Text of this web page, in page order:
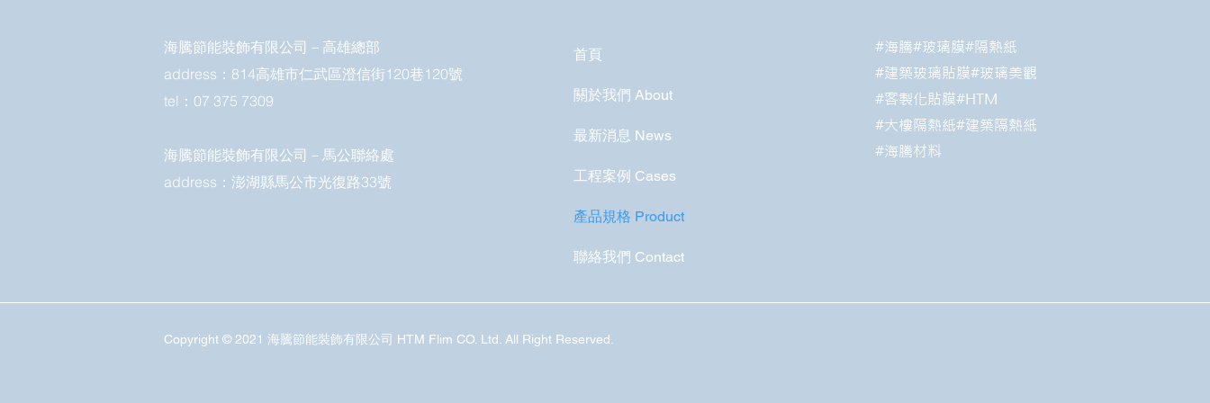
海騰節能裝飾有限公司－高雄總部
address：814高雄市仁武區澄信街120巷120號
tel：07 375 7309
海騰節能裝飾有限公司－馬公聯絡處
address：澎湖縣馬公市光復路33號
首頁
關於我們 About
最新消息 News
工程案例 Cases
產品規格 Product
聯絡我們 Contact
#海騰#玻璃膜#隔熱紙
#建築玻璃貼膜#玻璃美觀
​#客製化貼膜#HTM
#大樓隔熱紙#建築隔熱紙
#海騰材料
Copyright © 2021 海騰節能裝飾有限公司 HTM Flim CO. Ltd. All Right Reserved.